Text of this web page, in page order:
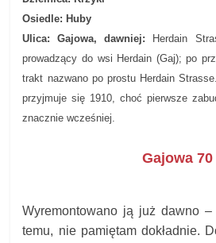
Osiedle: Huby
Ulica: Gajowa, dawniej:
Herdain
prowadzący do wsi Herdain (Gaj); po
trakt nazwano po prostu Herdain
przyjmuje się 1910, choć pierwsze
znacznie wcześniej.
Gajowa 70
Wyremontowano ją już dawno
temu, nie pamiętam dokładnie.